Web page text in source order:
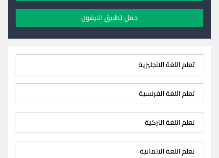
حمل تطبيق الايفون
تعلم اللغة الانجليزية
تعلم اللغة الفرنسية
تعلم اللغة التركية
تعلم اللغة الالمانية